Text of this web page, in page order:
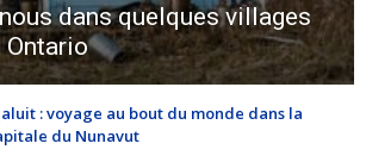
dans quelques villages
: voyage au bout du monde dans la
du Nunavut